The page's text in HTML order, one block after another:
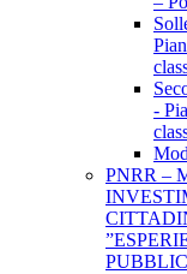
-
PNRR –